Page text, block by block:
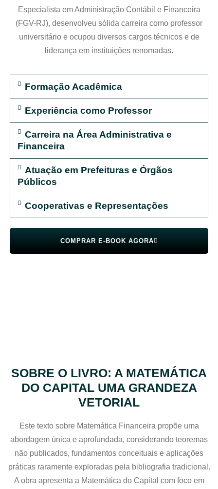
Especialista em Administração Contábil e Financeira
(FGV-RJ), desenvolveu sólida carreira como professor
universitário e ocupou diversos cargos técnicos e de
liderança em instituições renomadas.
Formação Acadêmica
Experiência como Professor
Carreira na Área Administrativa e
Financeira
Atuação em Prefeituras e Órgãos
Públicos
Cooperativas e Representações
COMPRAR E-BOOK AGORA
SOBRE O LIVRO: A MATEMÁTICA
DO CAPITAL UMA GRANDEZA
VETORIAL
Este texto sobre Matemática Financeira propõe uma
abordagem única e aprofundada, considerando teoremas
não publicados, fundamentos conceituais e aplicações
práticas raramente exploradas pela bibliografia tradicional.
A obra apresenta a Matemática do Capital com foco em